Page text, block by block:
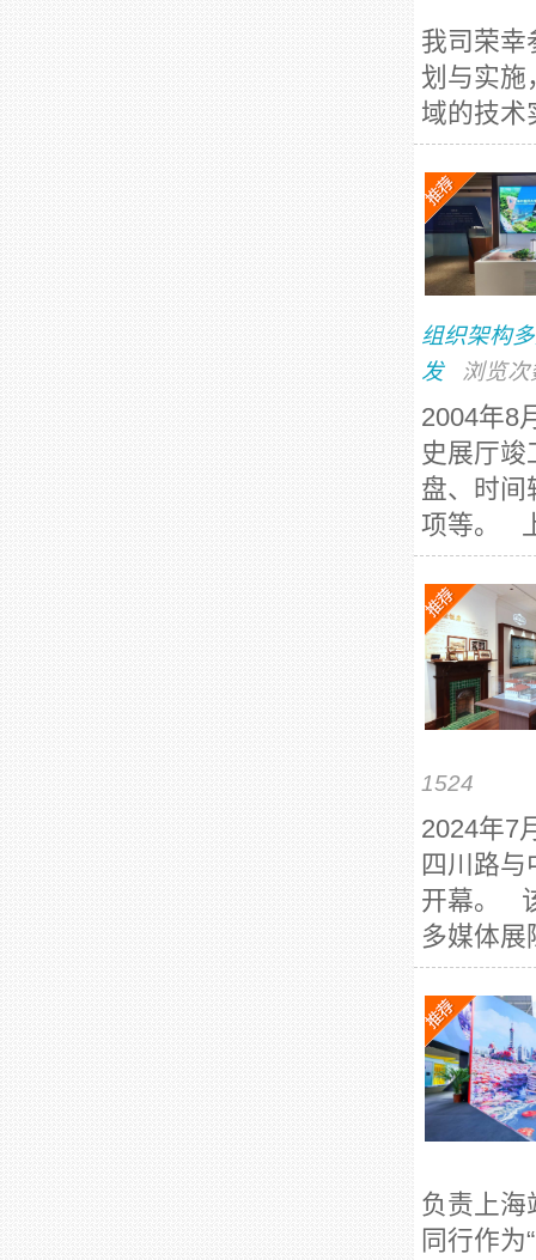
我司荣幸
划与实施
域的技术
组织架构
发
浏览
2004年8
史展厅竣
盘、时间
项等。
1524
2024年7
四川路与
开幕。
多媒体展
负责上
同行作